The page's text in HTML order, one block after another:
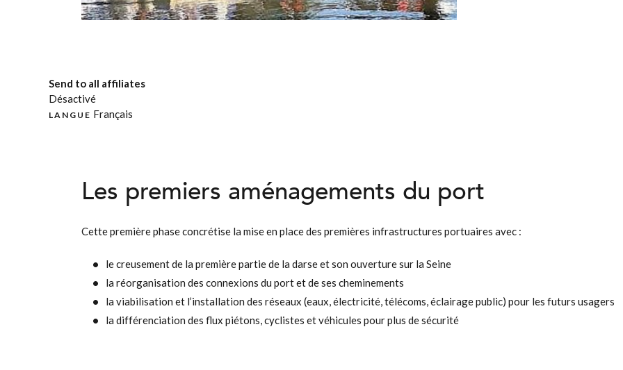
Send to all affiliates
Désactivé
LANGUE Français
Les premiers aménagements du port
Cette première phase concrétise la mise en place des premières infrastructures portuaires avec :
le creusement de la première partie de la darse et son ouverture sur la Seine
la réorganisation des connexions du port et de ses cheminements
la viabilisation et l’installation des réseaux (eaux, électricité, télécoms, éclairage public) pour les futurs usagers
la différenciation des flux piétons, cyclistes et véhicules pour plus de sécurité